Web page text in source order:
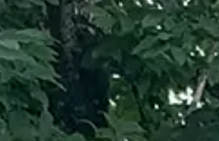
cantidad